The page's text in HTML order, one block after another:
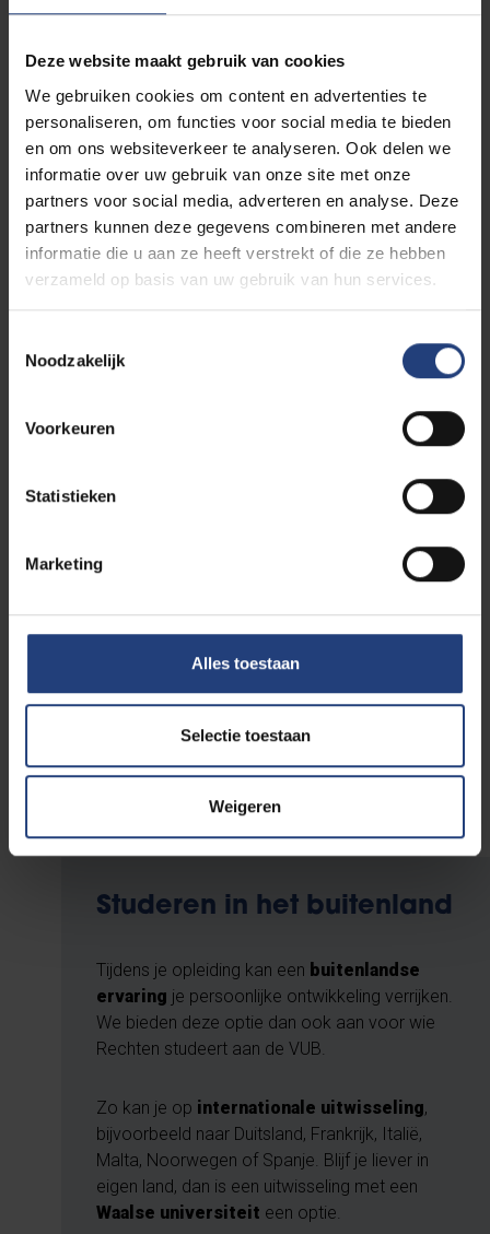
Deze website maakt gebruik van cookies
We gebruiken cookies om content en advertenties te
personaliseren, om functies voor social media te bieden
en om ons websiteverkeer te analyseren. Ook delen we
informatie over uw gebruik van onze site met onze
partners voor social media, adverteren en analyse. Deze
partners kunnen deze gegevens combineren met andere
informatie die u aan ze heeft verstrekt of die ze hebben
verzameld op basis van uw gebruik van hun services.
Noodzakelijk
Voorkeuren
Statistieken
Marketing
Alles toestaan
Selectie toestaan
Weigeren
een diploma. Je leert met een open blik en vrij van
vooroordelen naar de wereld te kijken. Je scherpt je
kritische denkvermogen aan en leert je mening te
uiten. En je engageert je om, naast je studies, deel te
nemen aan zinvolle maatschappelijke projecten die
van de wereld een betere plek maken.Kortom, bij
de VUB geef je vorm aan je identiteit.Aan wie je
vandaag bent en morgen wil zijn.
Werken en studeren
Rechten in avondonderwijs
te volgen, al dan niet
via het modeltraject of via een studietraject op maat.
Daarnaast kan je rekenen op heel wat andere
tegemoetkomingen om de combinatie van werken
en studeren mogelijk te maken: van studieadvies tot
opleidingsverlof en opleidingscheques.
Studeren in het buitenland
Tijdens je opleiding kan een buitenlandse
ervaring je persoonlijke ontwikkeling verrijken.
We bieden deze optie dan ook aan voor wie
Rechten studeert aan de VUB.
Zo kan je op internationale uitwisseling,
bijvoorbeeld naar Duitsland, Frankrijk, Italië,
Malta, Noorwegen of Spanje. Blijf je liever in
eigen land, dan is een uitwisseling met een
Waalse universiteit een optie.